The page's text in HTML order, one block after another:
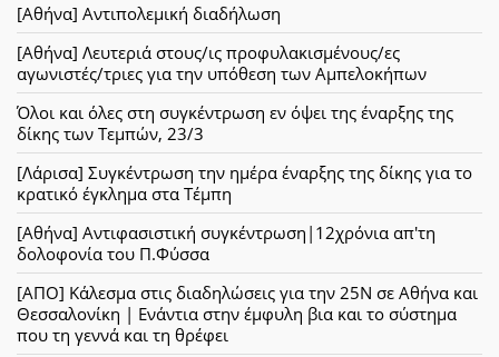
[Αθήνα] Αντιπολεμική διαδήλωση
[Αθήνα] Λευτεριά στους/ις προφυλακισμένους/ες
αγωνιστές/τριες για την υπόθεση των Αμπελοκήπων
Όλοι και όλες στη συγκέντρωση εν όψει της έναρξης της
δίκης των Τεμπών, 23/3
[Λάρισα] Συγκέντρωση την ημέρα έναρξης της δίκης για το
κρατικό έγκλημα στα Τέμπη
[Αθήνα] Αντιφασιστική συγκέντρωση|12χρόνια απ'τη
δολοφονία του Π.Φύσσα
[ΑΠΟ] Κάλεσμα στις διαδηλώσεις για την 25Ν σε Αθήνα και
Θεσσαλονίκη | Ενάντια στην έμφυλη βια και το σύστημα
που τη γεννά και τη θρέφει